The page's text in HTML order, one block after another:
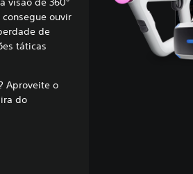
ouvir
de
táticas
Aproveite o
do